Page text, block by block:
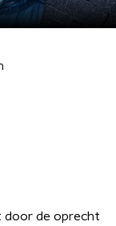
door de oprecht